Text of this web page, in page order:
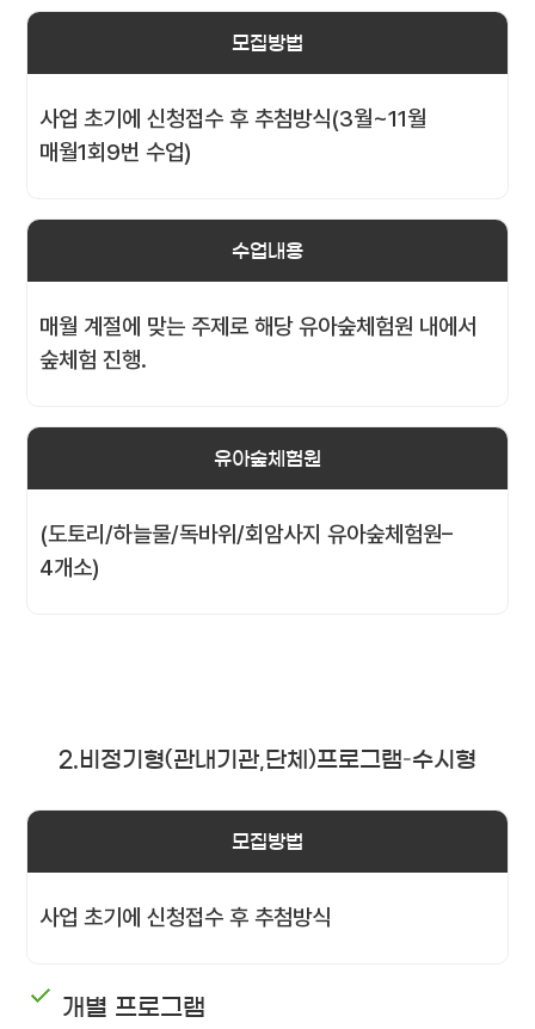
모집방법
사업 초기에 신청접수 후 추첨방식(3월~11월
매월1회9번 수업)
수업내용
매월 계절에 맞는 주제로 해당 유아숲체험원 내에서
숲체험 진행.
유아숲체험원
(도토리/하늘물/독바위/회암사지 유아숲체험원–
4개소)
2.비정기형(관내기관,단체)프로그램–수시형
모집방법
사업 초기에 신청접수 후 추첨방식
개별 프로그램